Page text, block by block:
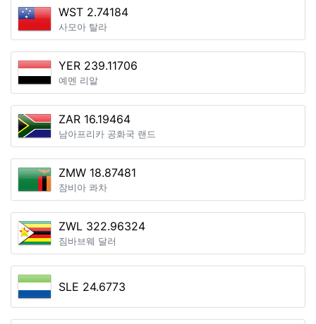
WST 2.74184
사모아 탈라
YER 239.11706
예멘 리알
ZAR 16.19464
남아프리카 공화국 랜드
ZMW 18.87481
잠비아 콰차
ZWL 322.96324
짐바브웨 달러
SLE 24.6773